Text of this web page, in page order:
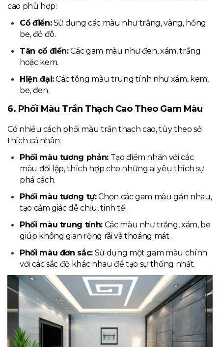
cao phù hợp:
Cổ điển:Sử dụng các màu như trắng, vàng, hồng
be, đỏ đô.
Tân cổ điển:Các gam màu như đen, xám, trắng
hoặc kem.
Hiện đại:Các tông màu trung tính như xám, kem,
be, đen.
6. Phối Màu Trần Thạch Cao Theo Gam Màu
Có nhiều cách phối màu trần thạch cao, tùy theo sở
thích cá nhân:
Phối màu tương phản:Tạo điểm nhấn với các
màu đối lập, thích hợp cho những ai yêu thích sự
phá cách.
Phối màu tương tự:Chọn các gam màu gần nhau,
tạo cảm giác dễ chịu, tinh tế.
Phối màu trung tính:Các màu như trắng, xám, be
giúp không gian rộng rãi và thoáng mát.
Phối màu đơn sắc: Sử dụng một gam màu chính
với các sắc độ khác nhau để tạo sự thống nhất.